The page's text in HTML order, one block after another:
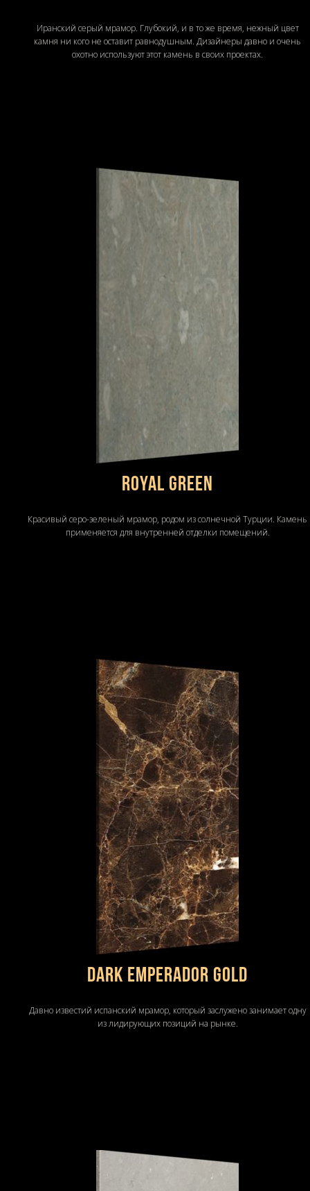
Иранский серый мрамор. Глубокий, и в то же время, нежный цвет
камня ни кого не оставит равнодушным. Дизайнеры давно и очень
охотно используют этот камень в своих проектах.
ROYAL GREEN
Красивый серо-зеленый мрамор, родом из солнечной Турции. Камень
применяется для внутренней отделки помещений.
DARK EMPERADOR GOLD
Давно известий испанский мрамор, который заслужено занимает одну
из лидирующих позиций на рынке.